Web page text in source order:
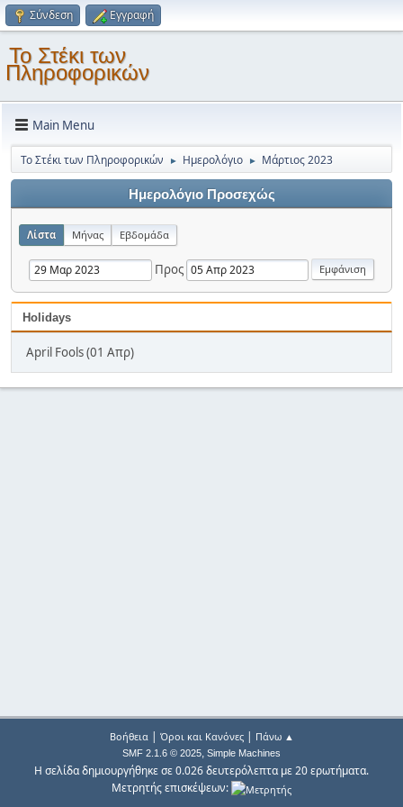
Σύνδεση Εγγραφή
Το Στέκι των
Πληροφορικών
Main Menu
Το Στέκι των Πληροφορικών ► Ημερολόγιο ► Μάρτιος 2023
Ημερολόγιο Προσεχώς
Λίστα Μήνας Εβδομάδα
Προς
Holidays
April Fools (01 Απρ)
Βοήθεια| Όροι και Κανόνες| Πάνω ▲
SMF 2.1.6 © 2025, Simple Machines
Η σελίδα δημιουργήθηκε σε 0.026 δευτερόλεπτα με 20 ερωτήματα.
Μετρητής επισκέψεων: